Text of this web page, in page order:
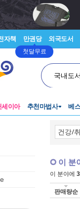
자책 만권당
첫달무료
외국도서
국내도
세이아 추천마법사 베
이 분
이 분야에
판매량순